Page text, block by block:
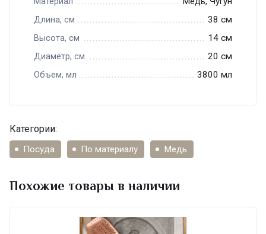
Длина, см 38 см
Высота, см 14 см
Диаметр, см 20 см
Объем, мл 3800 мл
Категории:
Посуда По материалу Медь
Похожие товары в наличии